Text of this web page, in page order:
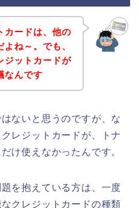
カードは、他の
ね～。でも、
ジットカードが
なんです
ないと思うのですが、な
レジットカードが、トナ
け使えなかったんです。
を抱えている方は、一度
クレジットカードの種類